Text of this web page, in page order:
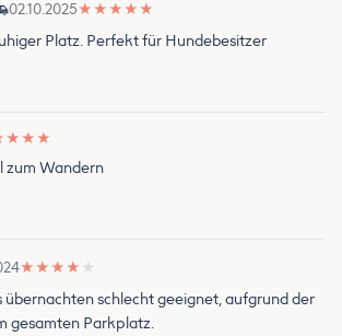
02.10.2025★ ★ ★ ★ ★
Platz. Perfekt für Hundebesitzer
★ ★ ★
zum Wandern
★ ★ ★ ★ ★
übernachten schlecht geeignet, aufgrund der
gesamten Parkplatz.